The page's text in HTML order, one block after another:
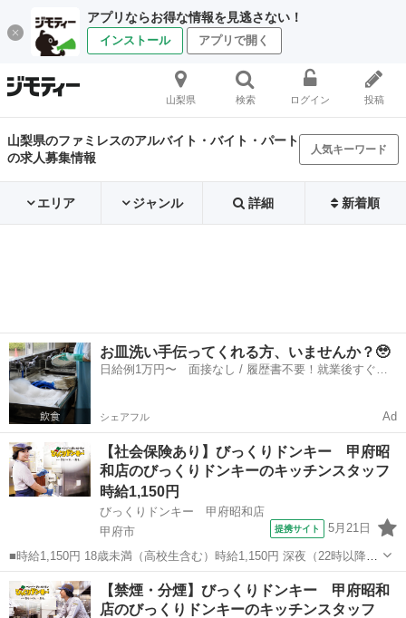
アプリならお得な情報を見逃さない！
インストール アプリで開く
山梨県 検索 ログイン 投稿
山梨県のファミレスのアルバイト・バイト・パート
の求人募集情報
人気キーワード
エリア ジャンル 詳細 新着順
お皿洗い手伝ってくれる方、いませんか？🥹
日給例1万円〜 面接なし / 履歴書不要！就業後すぐに
シェアフル Ad
【社会保険あり】びっくりドンキー 甲府昭
和店のびっくりドンキーのキッチンスタッフ
時給1,150円
びっくりドンキー 甲府昭和店
甲府市
提携サイト 5月21日
■時給1,150円 18歳未満（高校生含む）時給1,150円 深夜（22時以降
年少者不可）時給1,438円 ☆早朝手当：時給＋100円 ☆土日祝日手当：
時給＋100円 ☆12月31日～1月3日まで年末年始手当有（時給アップ...
甲府市 ファミレス
【禁煙・分煙】びっくりドンキー 甲府昭和
店のびっくりドンキーのキッチンスタッフ